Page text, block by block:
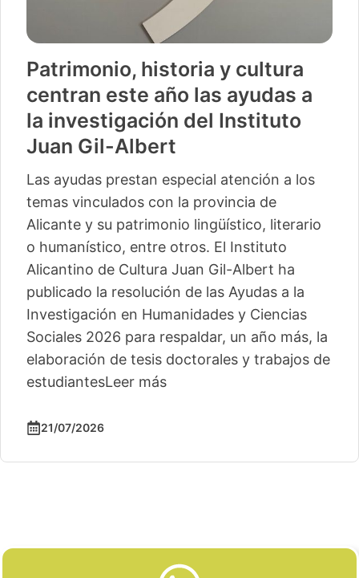
Patrimonio, historia y cultura
centran este año las ayudas a
la investigación del Instituto
Juan Gil-Albert
Las ayudas prestan especial atención a los
temas vinculados con la provincia de
Alicante y su patrimonio lingüístico, literario
o humanístico, entre otros. El Instituto
Alicantino de Cultura Juan Gil-Albert ha
publicado la resolución de las Ayudas a la
Investigación en Humanidades y Ciencias
Sociales 2026 para respaldar, un año más, la
elaboración de tesis doctorales y trabajos de
estudiantesLeer más
21/07/2026